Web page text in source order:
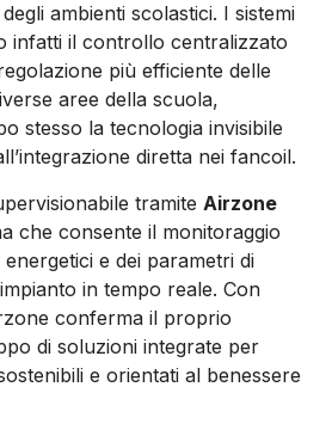
ambienti scolastici. I sistemi
infatti il controllo centralizzato
più efficiente delle
aree della scuola,
stesso la tecnologia invisibile
diretta nei fancoil.
tramite Airzone
che consente il monitoraggio
e dei parametri di
in tempo reale. Con
conferma il proprio
di soluzioni integrate per
e orientati al benessere